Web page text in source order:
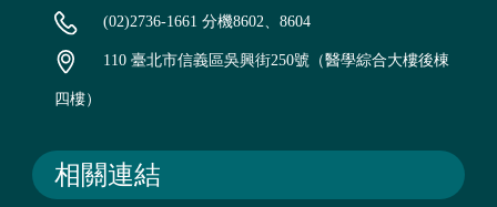
(02)2736-1661 分機8602、8604
110 臺北市信義區吳興街250號（醫學綜合大樓後棟
四樓）
相關連結